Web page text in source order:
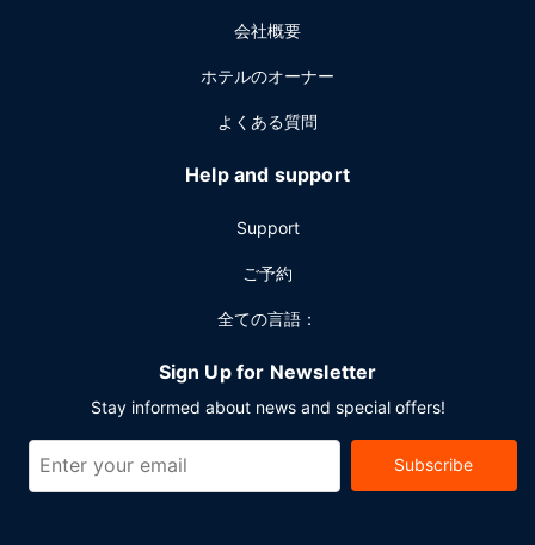
会社概要
ホテルのオーナー
よくある質問
Help and support
Support
ご予約
全ての言語：
Sign Up for Newsletter
Stay informed about news and special offers!
Subscribe